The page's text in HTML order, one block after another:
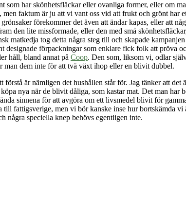
har skönhetsfläckar eller ovanliga former, eller om
faktum är ju att vi vant oss vid att frukt och grönt har
förekommer det även att ändar kapas, eller att
den lite missformade, eller den med små
matkedja tog detta några steg till och skapade kampanjen
förpackningar som enklare fick folk att pröva
håll, bland annat på Coop. Den som, liksom vi, odlar
dem inte för att två växt ihop eller en blivit dubbel.
är nämligen det hushållen står för. Jag tänker att
nya när de blivit dåliga, som kastar mat. Det man
sinnena för att avgöra om ett livsmedel blivit för
fattigsverige, men vi bör kanske inse hur bortskämda
några speciella knep behövs egentligen inte.